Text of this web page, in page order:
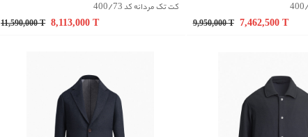
کت تک مردانه کد 400/73
11,590,000T 8,113,000T 9,950,000T 7,462,500 T